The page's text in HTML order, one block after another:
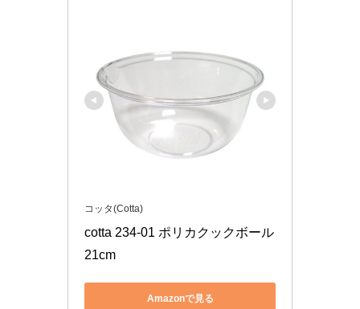
コッタ(Cotta)
cotta 234-01 ポリカクックボール
21cm
Amazonで見る